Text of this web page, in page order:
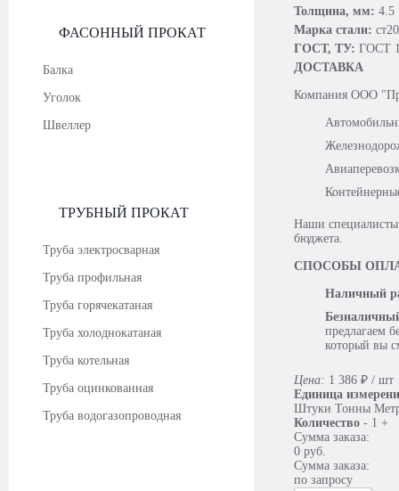
ФАСОННЫЙ ПРОКАТ
Балка
Уголок
Швеллер
ТРУБНЫЙ ПРОКАТ
Труба электросварная
Труба профильная
Труба горячекатаная
Труба холоднокатаная
Труба котельная
Труба оцинкованная
Труба водогазопроводная
Толщина, мм: 4.5
Марка стали: ст20
ГОСТ, ТУ: ГОСТ
ДОСТАВКА
Компания OOO
Наши специалисты
бюджета.
СПОСОБЫ
Наличный
предлагаем
который вы
Цена: 1 386 ₽ / шт
Единица
Штуки Тонны
Количество - 1 +
Сумма заказа:
0 руб.
Сумма заказа:
по запросу